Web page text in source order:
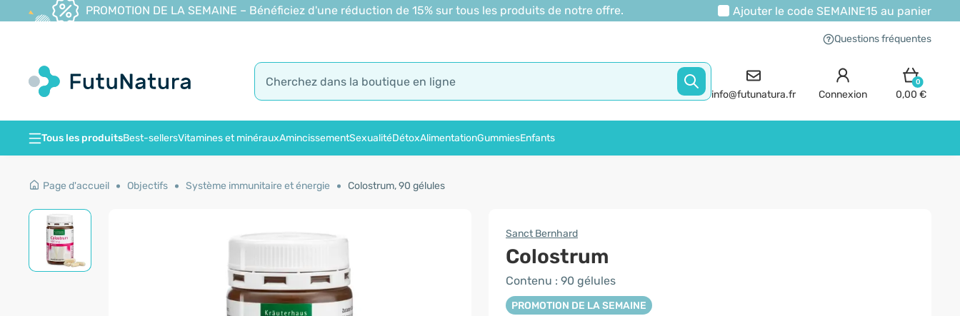
PROMOTION DE LA SEMAINE – Bénéficiez d'une réduction de 15% sur tous les produits de notre offre. Ajouter le code SEMAINE15 au panier
Questions fréquentes
info@futunatura.fr Connexion
0
0,00 €
Tous les produitsBest-sellersVitamines et minérauxAmincissementSexualitéDétoxAlimentationGummiesEnfants
Page d'accueil Objectifs Système immunitaire et énergie Colostrum, 90 gélules
Sanct Bernhard
Colostrum
Contenu : 90 gélules
PROMOTION DE LA SEMAINE